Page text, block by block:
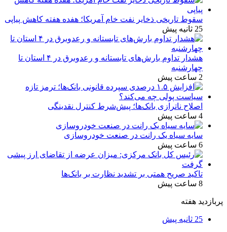
سقوط تاریخی ذخایر نفت خام آمریکا؛ هفده هفته کاهش پیاپی
25 ثانیه پیش
هشدار تداوم بارش‌های تابستانه و رعدوبرق در ۴ استان تا
چهارشنبه
2 ساعت پیش
اصلاح ناترازی بانک‌ها؛ پیش‌شرط کنترل نقدینگی
4 ساعت پیش
سایه سیاه یک رانت در صنعت خودروسازی
6 ساعت پیش
تاکید صریح همتی بر تشدید نظارت بر بانک‌ها
8 ساعت پیش
پربازدید هفته
25 ثانیه پیش